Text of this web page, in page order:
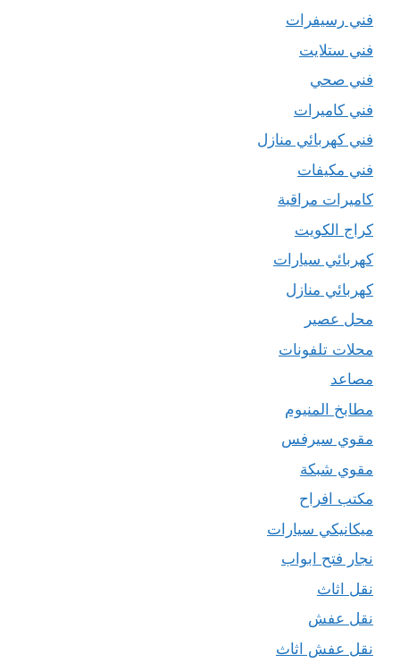
فني رسيفرات
فني ستلايت
فني صحي
فني كاميرات
فني كهربائي منازل
فني مكيفات
كاميرات مراقبة
كراج الكويت
كهربائي سيارات
كهربائي منازل
محل عصير
محلات تلفونات
مصاعد
مطابخ المنيوم
مقوي سيرفس
مقوي شبكة
مكتب افراح
ميكانيكي سيارات
نجار فتح ابواب
نقل اثاث
نقل عفش
نقل عفش اثاث